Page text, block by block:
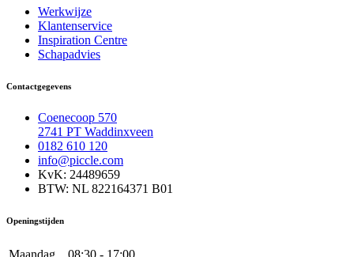
Werkwijze
Klantenservice
Inspiration Centre
Schapadvies
Contactgegevens
Coenecoop 570
2741 PT Waddinxveen
0182 610 120
info@piccle.com
KvK: 24489659
BTW: NL 822164371 B01
Openingstijden
Maandag 08:30 - 17:00